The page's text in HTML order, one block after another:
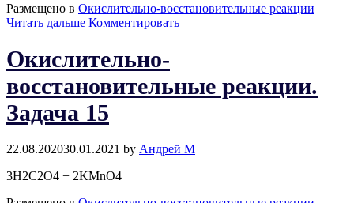
Размещено в Окислительно-восстановительные реакции
Читать дальшеОкислительно-
Задача
Комментировать
Окислительно-
восстановительные реакции.
Задача 15
22.08.202030.01.2021 by Андрей М
3H2C2O4 + 2KMnO4